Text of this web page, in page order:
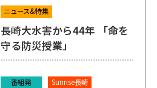
ニュース&特集
長崎大水害から44年 「命を
守る防災授業」
番組発 Sunrise長崎